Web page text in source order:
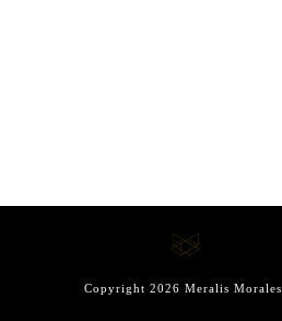
Copyright 2026 Meralis Morales